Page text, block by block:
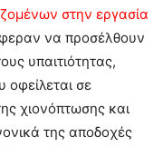
στην εργασία
να προσέλθουν
υπαιτιότητας,
οφείλεται σε
χιονόπτωσης και
της αποδοχές